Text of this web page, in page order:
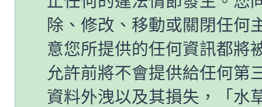
除、修改、移動或關閉任何
意您所提供的任何資訊都將
允許前將不會提供給任何第
資料外洩以及其損失，「水